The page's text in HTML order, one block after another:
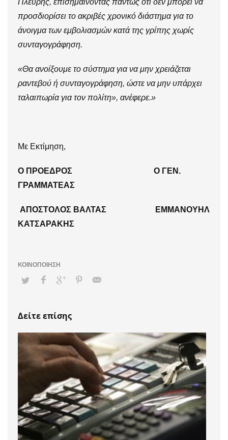
Πλεύρης, επισημαίνοντας πάντως ότι δεν μπορεί να
προσδιορίσει το ακριβές χρονικό διάστημα για το
άνοιγμα των εμβολιασμών κατά της γρίπης χωρίς
συνταγογράφηση.
«Θα ανοίξουμε το σύστημα για να μην χρειάζεται
ραντεβού ή συνταγογράφηση, ώστε να μην υπάρχει
ταλαιπωρία για τον πολίτη», ανέφερε.»
Με Εκτίμηση,
Ο ΠΡΟΕΔΡΟΣ Ο ΓΕΝ.
ΓΡΑΜΜΑΤΕΑΣ
ΑΠΟΣΤΟΛΟΣ ΒΑΛΤΑΣ ΕΜΜΑΝΟΥΗΛ
ΚΑΤΣΑΡΑΚΗΣ
Δείτε επίσης